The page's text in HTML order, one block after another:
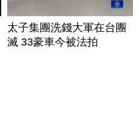
太子集團洗錢大軍在台團
滅 33豪車今被法拍